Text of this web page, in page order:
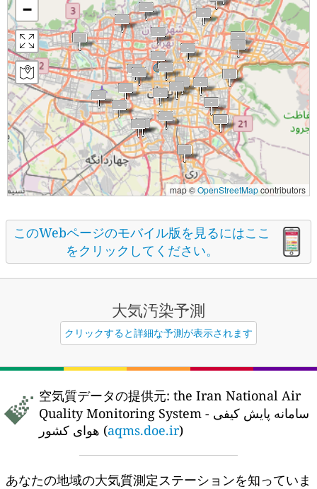
−
map ©OpenStreetMapcontributors
このWebページのモバイル版を見るにはここ
をクリックしてください。
大気汚染予測
クリックすると詳細な予測が表示されます
空気質データの提供元: the Iran National Air
Quality Monitoring System - سامانه پایش کیفی
هوای کشور (aqms.doe.ir)
あなたの地域の大気質測定ステーションを知っていま